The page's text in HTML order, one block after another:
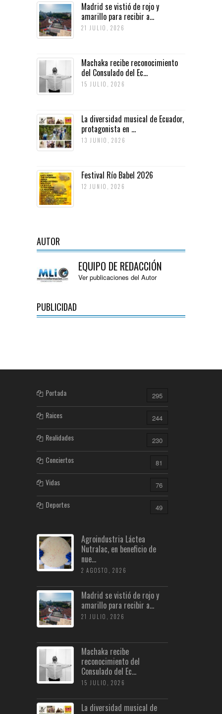
Madrid se vistió de rojo y
amarillo para recibir a...
21 JULIO, 2026
Machaka recibe reconocimiento
del Consulado del Ec...
15 JULIO, 2026
La diversidad musical de Ecuador,
protagonista en ...
13 JUNIO, 2026
Festival Río Babel 2026
12 JUNIO, 2026
AUTOR
EQUIPO DE REDACCIÓN
Ver publicaciones del Autor
PUBLICIDAD
Portada 295
Raices 244
Realidades 230
Conciertos 81
Vidas 76
Deportes 49
Agroindustria Láctea
Nutralac, en beneficio de
nue...
2 AGOSTO, 2026
Madrid se vistió de rojo y
amarillo para recibir a...
21 JULIO, 2026
Machaka recibe
reconocimiento del
Consulado del Ec...
15 JULIO, 2026
La diversidad musical de